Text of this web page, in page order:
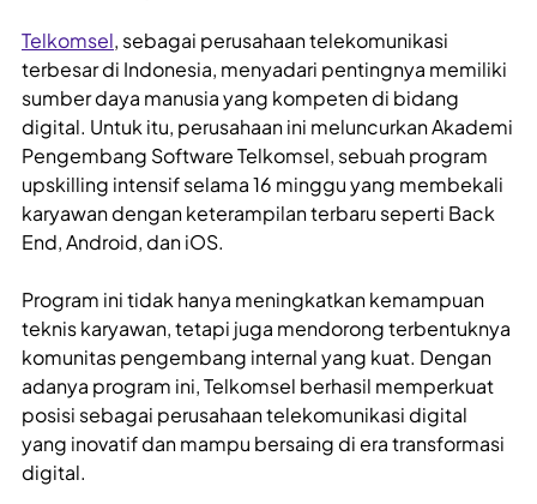
Telkomsel, sebagai perusahaan telekomunikasi
terbesar di Indonesia, menyadari pentingnya memiliki
sumber daya manusia yang kompeten di bidang
digital. Untuk itu, perusahaan ini meluncurkan Akademi
Pengembang Software Telkomsel, sebuah program
upskilling intensif selama 16 minggu yang membekali
karyawan dengan keterampilan terbaru seperti Back
End, Android, dan iOS.
Program ini tidak hanya meningkatkan kemampuan
teknis karyawan, tetapi juga mendorong terbentuknya
komunitas pengembang internal yang kuat. Dengan
adanya program ini, Telkomsel berhasil memperkuat
posisi sebagai perusahaan telekomunikasi digital
yang inovatif dan mampu bersaing di era transformasi
digital.